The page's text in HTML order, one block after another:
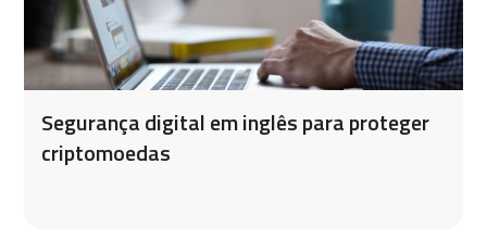
Segurança digital em inglês para proteger
criptomoedas